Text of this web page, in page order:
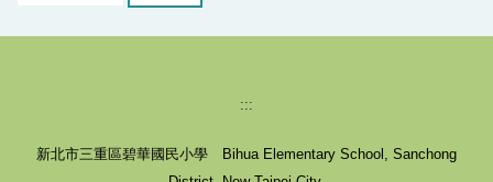
:::
新北市三重區碧華國民小學 Bihua Elementary School, Sanchong